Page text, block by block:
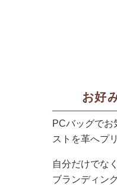
お好
PCバッグでお
ストを革へプ
自分だけでな
ブランディン